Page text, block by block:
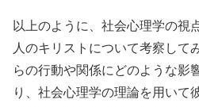
以上のように、社会心理学の視
人のキリストについて考察して
らの行動や関係にどのような影
り、社会心理学の理論を用いて